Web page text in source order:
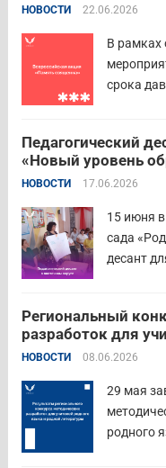
филиал
НОВОСТИ 22.06.2026
В рамках
срока
проводят
отмечает
школ в...
Педагогический
«Новый уровень
качество и
НОВОСТИ 17.06.2026
15 июня
сада
десант
работе с
Региональный
разработок для
родной литературы
НОВОСТИ 08.06.2026
29 мая
родного